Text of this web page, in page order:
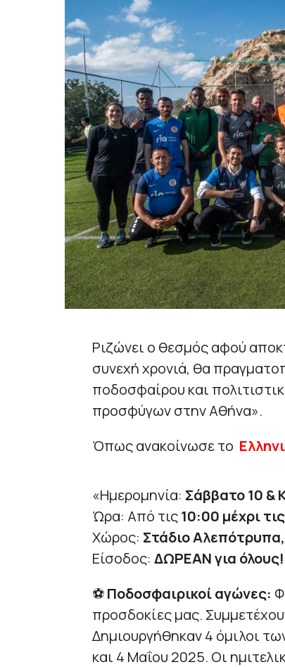
Ριζώνει ο θεσμός αφού
συνεχή χρονιά, θα
ποδοσφαίρου και
προσφύγων στην Αθήνα».
Όπως ανακοίνωσε το
«Ημερομηνία: Σάββατο 10 &
Ώρα: Από τις10:00 μέχρι
Χώρος: Στάδιο
Είσοδος: ΔΩΡΕΑΝ για όλους!
⚽Ποδοσφαιρικοί αγώνες:
προσδοκίες μας.
Δημιουργήθηκαν 4 όμιλοι
και 4 Μαΐου 2025. Oι